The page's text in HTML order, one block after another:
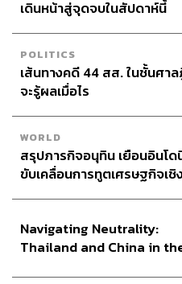
ได้แก่ Tightness (ความตึงกร
หน้า), Glowing Skin Texture
Toning (ความเรียบเนียน) แล
จึงสามารถวางแผนการรักษ
ได้ว่าตัวเขาเองมีปัญหาตรงไ
ข้อดีของ Quantificare
จริง “มันช่วยคอนเฟิร์มว่าสิ่ง
ไม่ใช่แค่ความรู้สึกว่าผิวดีขึ้
ที่รวบรวม Aesthetic
กบอกถึงเหตุผลที่เลือกลงทุน
ที่ครบครับ ทำให้เราสามาร
คนไข้กังวลเรื่องอะไร เราสา
เดินหน้าสู่จุดจบในสัปดาห์นี้
POLITICS
เส้นทางคดี 44 สส. ในชั้นศา
จะรู้ผลเมื่อไร
WORLD
สรุปภารกิจอนุทิน เยือนอินโด
ขับเคลื่อนการทูตเศรษฐกิจเชิ
Navigating Neutrality:
Thailand and China in